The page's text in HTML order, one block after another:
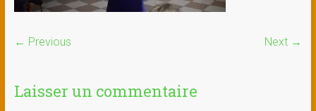
← Previous Next →
Laisser un commentaire